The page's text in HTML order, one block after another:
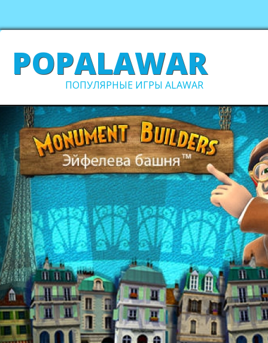
POPALAWAR
ПОПУЛЯРНЫЕ ИГРЫ ALAWAR